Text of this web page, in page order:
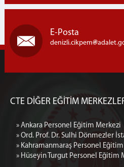
E-Posta
denizli.cikpem
CTE DİĞER EĞİTİM
» Ankara Personel Eğitim Merkezi
» Ord. Prof. Dr. Sulhi Dönmezler
» Kahramanmaraş Personel
» Hüseyin Turgut Personel Eğitim